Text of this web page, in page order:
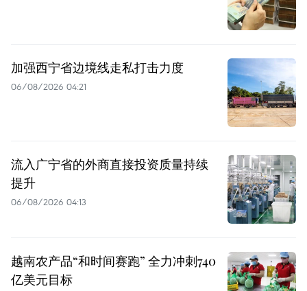
加强西宁省边境线走私打击力度
06/08/2026 04:21
流入广宁省的外商直接投资质量持续
提升
06/08/2026 04:13
越南农产品“和时间赛跑” 全力冲刺740
亿美元目标